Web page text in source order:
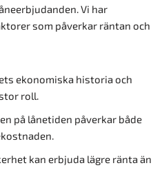
Vi har
som påverkar räntan och
ekonomiska historia och
roll.
på lånetiden påverkar både
kan erbjuda lägre ränta än